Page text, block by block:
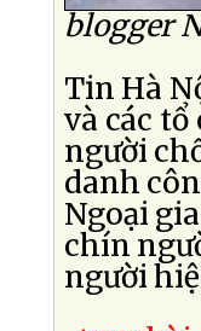
blogger
Tin Hà
và các
người
danh
Ngoại
chín
người